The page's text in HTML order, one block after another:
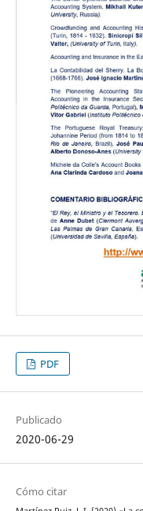
PDF
Publicado
2020-06-29
Cómo citar